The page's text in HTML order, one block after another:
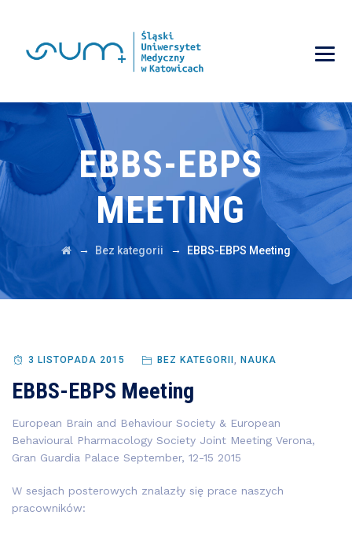
EBBS-EBPS
MEETING
→ Bez kategorii → EBBS-EBPS Meeting
3 LISTOPADA 2015 BEZ KATEGORII , NAUKA
EBBS-EBPS Meeting
European Brain and Behaviour Society & European
Behavioural Pharmacology Society Joint Meeting Verona,
Gran Guardia Palace September, 12-15 2015
W sesjach posterowych znalazły się prace naszych
pracowników: